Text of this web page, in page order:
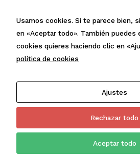
Política de privacidad|Aviso legal
Usamos cookies. Si te parece bien,
en «Aceptar todo». También puedes
cookies quieres haciendo clic en
política de cookies
Ajustes
Rechazar todo
Aceptar todo